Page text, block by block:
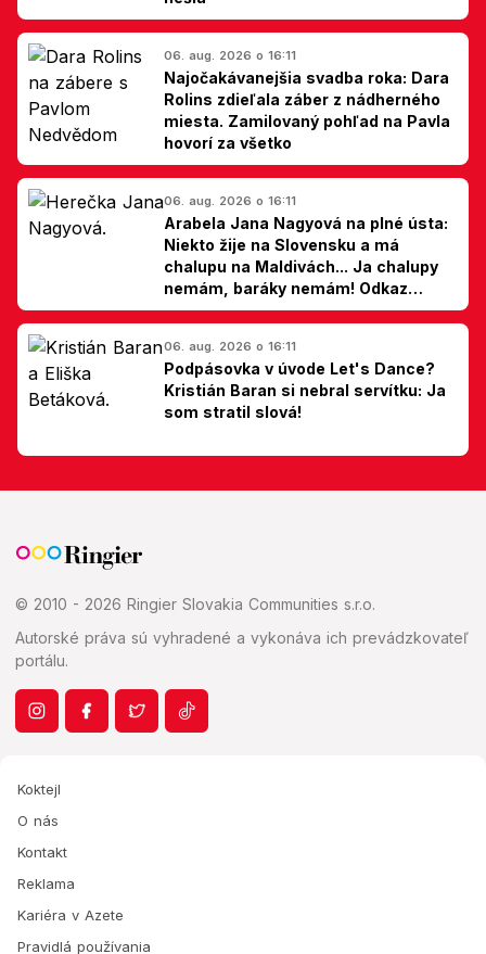
06. aug. 2026 o 16:11
Najočakávanejšia svadba roka: Dara
Rolins zdieľala záber z nádherného
miesta. Zamilovaný pohľad na Pavla
hovorí za všetko
06. aug. 2026 o 16:11
Arabela Jana Nagyová na plné ústa:
Niekto žije na Slovensku a má
chalupu na Maldivách... Ja chalupy
nemám, baráky nemám! Odkaz
Slovákom
06. aug. 2026 o 16:11
Podpásovka v úvode Let's Dance?
Kristián Baran si nebral servítku: Ja
som stratil slová!
© 2010 - 2026 Ringier Slovakia Communities s.r.o.
Autorské práva sú vyhradené a vykonáva ich prevádzkovateľ
portálu.
Koktejl
O nás
Kontakt
Reklama
Kariéra v Azete
Pravidlá používania